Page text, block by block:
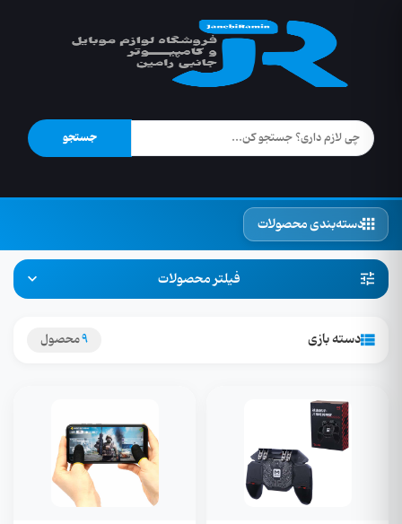
جستجو
دسته‌بندی محصولات
فیلتر محصولات
دسته بازی 9محصول